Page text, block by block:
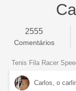
2555
Comentários
Tenis Fila Racer
Carlos, o